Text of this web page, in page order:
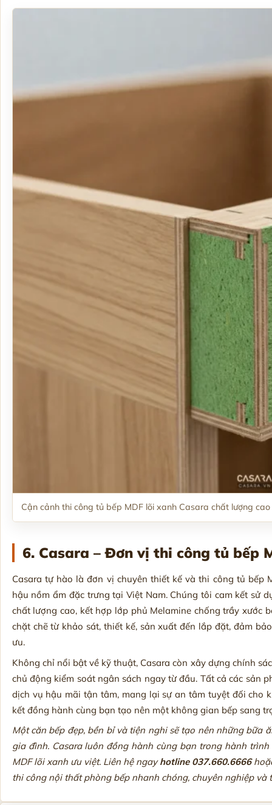
Cận cảnh thi công tủ bếp MDF lõi xanh Casara chất lượng cao
6. Casara – Đơn vị thi công tủ bếp
Casara tự hào là đơn vị chuyên thiết kế và thi công tủ bếp
hậu nồm ẩm đặc trưng tại Việt Nam. Chúng tôi cam kết sử
chất lượng cao, kết hợp lớp phủ Melamine chống trầy xước
chặt chẽ từ khảo sát, thiết kế, sản xuất đến lắp đặt, đảm
ưu.
Không chỉ nổi bật về kỹ thuật, Casara còn xây dựng chính
chủ động kiểm soát ngân sách ngay từ đầu. Tất cả các sản
dịch vụ hậu mãi tận tâm, mang lại sự an tâm tuyệt đối cho
kết đồng hành cùng bạn tạo nên một không gian bếp sang
Một căn bếp đẹp, bền bỉ và tiện nghi sẽ tạo nên những bữa
gia đình. Casara luôn đồng hành cùng bạn trong hành
MDF lõi xanh ưu việt. Liên hệ ngayhotline 037.660.6666
thi công nội thất phòng bếp nhanh chóng, chuyên nghiệp và